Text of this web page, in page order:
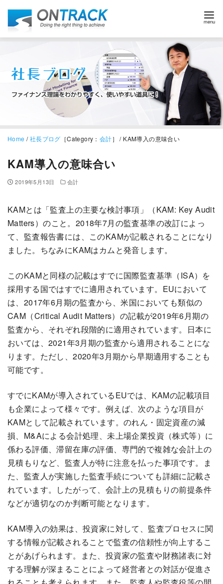
Home /社長ブログ ［Category： 会計］ / KAM導入の意味合い
KAM導入の意味合い
2019年5月13日 会計
KAMとは「監査上の主要な検討事項」（KAM: Key Audit
Matters）のこと。2018年7月の監査基準の改訂によっ
て、監査報告書には、このKAMが記載されることになり
ました。ちなみにKAMはカムと発音します。
このKAMと同様の記載はすでに国際監査基準（ISA）を
採用する国ではすでに適用されています。EUにおいて
は、2017年6月期の監査から、米国においても類似の
CAM（Critical Audit Matters）の記載が2019年6月期の
監査から、それぞれ段階的に適用されています。日本に
おいては、2021年3月期の監査から適用されることにな
ります。ただし、2020年3月期から早期適用することも
可能です。
すでにKAMが導入されているEUでは、KAMの記載項目
も企業によって様々です。例えば、次のような項目が
KAMとして記載されています。のれん・固定資産の減
損、M&Aによる会計処理、未上場企業投資（株式等）に
係わる評価、滞留在庫の評価、専門的で複雑な会計上の
見積もりなど、監査人が特に注意を払った事項です。ま
た、監査人が実施した監査手続についても詳細に記載さ
れています。したがって、会計上の見積もりの前提条件
などが適切なのか判断可能となります。
KAM導入の効果は、投資家に対して、監査プロセスに関
する情報が記載されることで監査の信頼性が向上するこ
とがあげられます。また、投資家の監査や財務諸表に対
する理解が深まることによって経営者との対話が促進さ